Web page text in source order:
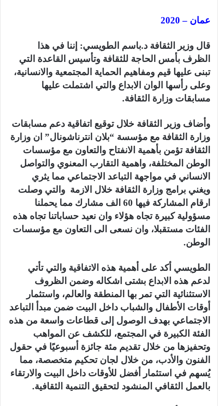
عمان – 2020
قال وزير الثقافة د.باسم الطويسي: إننا في هذا
الظرف بأمس الحاجة للثقافة وتأسيس القاعدة التي
تبنى عليها قيم ومفاهيم الحماية المجتمعية والانسانية،
وعلى رأسها الوان الابداع والتي اشتملت عليها
مسابقات وزارة الثقافة.
وأضاف وزير الثقافة خلال توقيع اتفاقية دعم مسابقات
وزارة الثقافة مع مؤسسة “بلان انترناشونال” ان وزارة
الثقافة تؤمن بأهمية الانفتاح والتعاون مع مؤسسات
الوطن المختلفة، واهمية التقارب المعنوي والتواصل
الانساني في مواجهة التباعد الاجتماعي مما يثري
ويغني برامج وزارة الثقافة خلال الازمة والتي وصلت
ارقام المشاركة فيها 60 الف مشارك مما يحملنا
مسؤولية كبيرة تجاه هؤلاء وان نعيد حساباتنا تجاه هذه
الفئات مستقبلا، وان نسعى الى التعاون مع مؤسسات
الوطن.
الطويسي أكد على أهمية هذه الاتفاقية والتي تأتي
لدعم هذه الابداع بشتى اشكاله وضمن الظروف
الاستثنائية التي تمر بها المنطقة والعالم، واستثمار
أوقات الأطفال والشباب داخل البيت ضمن مبدأ التباعد
الاجتماعي بهدف الوصول إلى قطاعات واسعة من هذه
الفئة الكبيرة في المجتمع، للكشف عن المواهب
وتحفيزها من خلال تقديم مئة جائزة أسبوعيًا في حقول
الفنون والأدب، من خلال لجان تحكيم متخصصة، مما
يُسهم في استثمار أفضل للأوقات داخل البيت والارتقاء
بالعمل الثقافي المنشود لتحقيق التنمية الثقافية.